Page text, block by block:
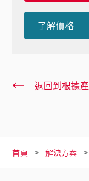
了解價格
返回到根據
首頁 解決方案